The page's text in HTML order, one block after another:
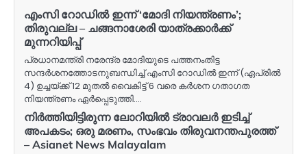
എംസി റോഡിൽ ഇന്ന് ‘മോദി നിയന്ത്രണം’;
തിരുവല്ല – ചങ്ങനാശേരി യാത്രക്കാർക്ക്
മുന്നറിയിപ്പ്
പ്രധാനമന്ത്രി നരേന്ദ്ര മോദിയുടെ പത്തനംതിട്ട
സന്ദർശനത്തോടനുബന്ധിച്ച് എംസി റോഡിൽ ഇന്ന് (ഏപ്രിൽ
4) ഉച്ചയ്ക്ക് 12 മുതൽ വൈകിട്ട് 6 വരെ കർശന ഗതാഗത
നിയന്ത്രണം ഏർപ്പെടുത്തി.…
നിർത്തിയിട്ടിരുന്ന ലോറിയിൽ ട്രാവലർ ഇടിച്ച്
അപകടം; ഒരു മരണം, സംഭവം തിരുവനന്തപുരത്ത്
– Asianet News Malayalam